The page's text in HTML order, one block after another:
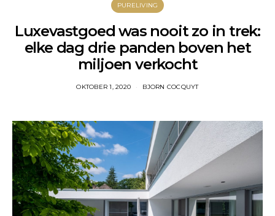
PURELIVING
Luxevastgoed was nooit zo in trek:
elke dag drie panden boven het
miljoen verkocht
OKTOBER 1, 2020 BJORN COCQUYT